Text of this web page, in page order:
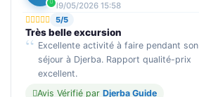
19/05/2026 15:58
5/5
Très belle excursion
Excellente activité à faire pendant son
séjour à Djerba. Rapport qualité-prix
excellent.
Avis Vérifié par Djerba Guide